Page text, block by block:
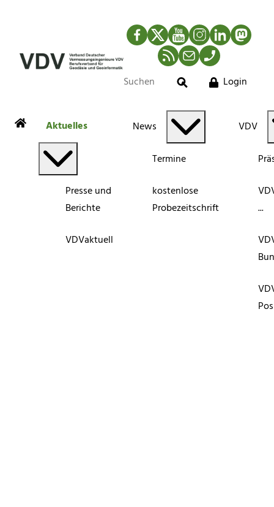
Facebook
TwitterYouTubeInstagram
LinkedIn
RSS-Newsfeed
MailTelefon
Suche
Login
Aktuelles
Presse und
Berichte
VDVaktuell
News
Termine
kostenlose
Probezeitschrift
VDV
...